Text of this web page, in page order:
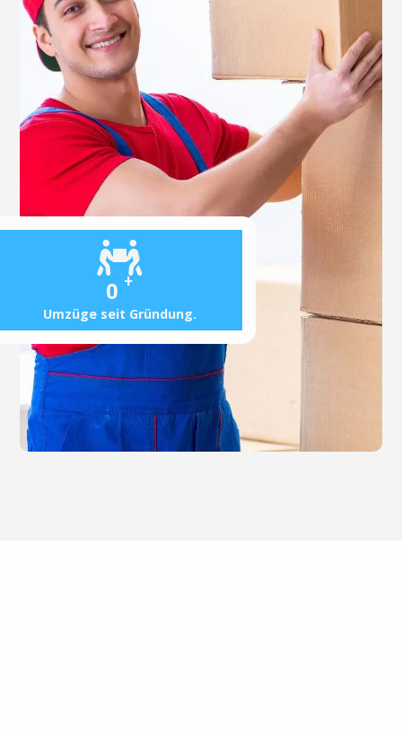
0 +
Umzüge seit Gründung.